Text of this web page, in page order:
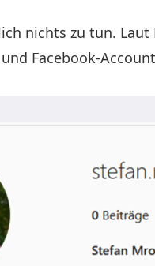
nichts zu tun.
Facebook-